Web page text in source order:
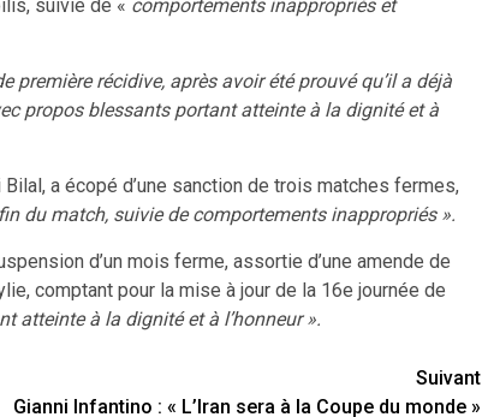
suivie de « comportements inappropriés et
première récidive, après avoir été prouvé qu’il a déjà
propos blessants portant atteinte à la dignité et à
a écopé d’une sanction de trois matches fermes,
du match, suivie de comportements inappropriés ».
d’un mois ferme, assortie d’une amende de
comptant pour la mise à jour de la 16e journée de
atteinte à la dignité et à l’honneur ».
Suivant
Gianni Infantino : « L’Iran sera à la Coupe du monde »